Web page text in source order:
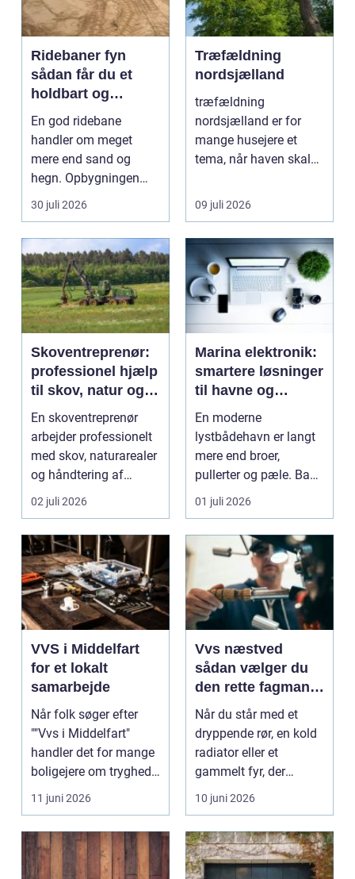
Ridebaner fyn
sådan får du et
holdbart og
funktionelt
underlag
En god ridebane
handler om meget
mere end sand og
hegn. Opbygningen
under overfladen afgør,
hvor meg...
30 juli 2026
Træfældning
nordsjælland
træfældning
nordsjælland er for
mange husejere et
tema, når haven skal
udsigten skal ...
09 juli 2026
Skoventreprenør:
professionel hjælp
til skov, natur og
træopgaver
En skoventreprenør
arbejder professionelt
med skov, naturarealer
og håndtering af
tr&ae...
02 juli 2026
Marina elektronik:
smartere løsninger
til havne og
bådejere
En moderne
lystbådehavn er langt
mere end broer,
pullerter og pæle. Bag
kulissen ligger et net af
st...
01 juli 2026
VVS i Middelfart
for et lokalt
samarbejde
Når folk søger efter
""Vvs i Middelfart"
handler det for mange
boligejere om tryghed i
...
11 juni 2026
Vvs næstved
sådan vælger du
den rette fagmand
til vand, varme og
energi
Når du står med et
dryppende rør, en kold
radiator eller et
gammelt fyr, der
synger på sidste vers,
10 juni 2026